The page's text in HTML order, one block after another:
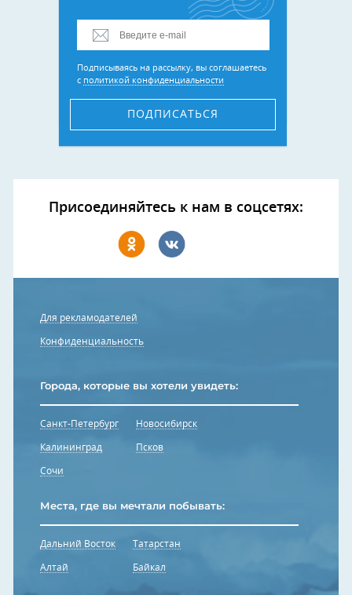
Подписываясь на рассылку, вы соглашаетесь
с политикой конфиденциальности
ПОДПИСАТЬСЯ
Присоединяйтесь к нам в соцсетях:
Для рекламодателей
Конфиденциальность
Города, которые вы хотели увидеть:
Санкт-Петербург
Калининград
Сочи
Новосибирск
Псков
Места, где вы мечтали побывать:
Дальний Восток
Алтай
Татарстан
Байкал